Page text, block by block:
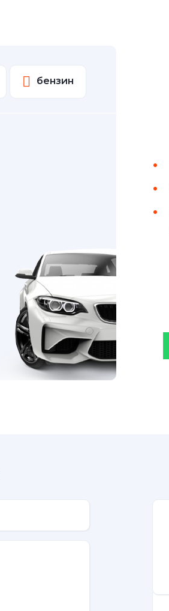
бензин